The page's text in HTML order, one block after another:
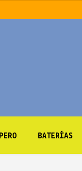
BATERÍAS